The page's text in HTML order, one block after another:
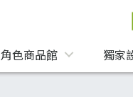
角色商品館 獨家